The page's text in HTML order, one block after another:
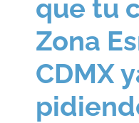
que tu
Zona
CDMX